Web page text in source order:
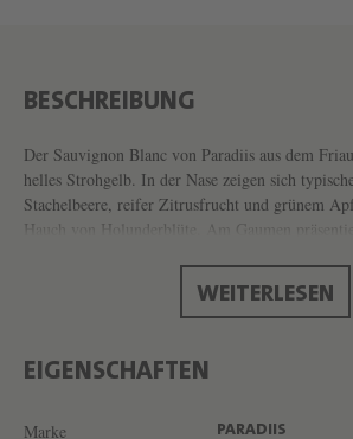
O
B
L
A
A
BESCHREIBUNG
Der Sauvignon Blanc von Paradiis aus dem
helles Strohgelb. In der Nase zeigen sich
Stachelbeere, reifer Zitrusfrucht und grünem
Hauch von Holunderblüte. Am Gaumen
unkomplizierten, frischen Genuss und ist perfekt
WEITERLESEN
EIGENSCHAFTEN
Marke PARADIIS